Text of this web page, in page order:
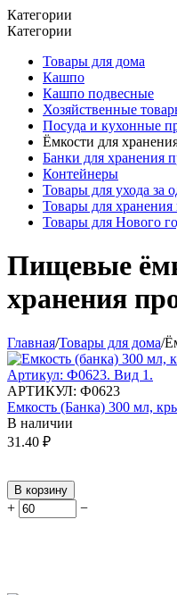
Категории
Категории
Товары для дома
Кашпо
Кашпо подвесные
Хозяйственные
Посуда и кухонные
Ёмкости для
Банки для хранения
Контейнеры
Товары для ухода за
Товары для
Товары для Нового
Пищевые
хранения
Главная/Товары для дома/
АРТИКУЛ: Ф0623
Емкость (Банка) 300 мл,
В наличии
31.40 ₽
В корзину
+ −